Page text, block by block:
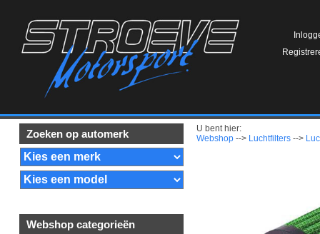
Zoeken op automerk
Webshop categorieën
U bent hier:
Webshop --> Luchtfilters -->